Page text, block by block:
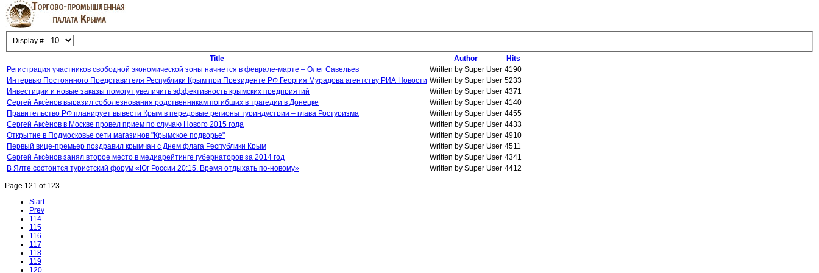
Display #
Title Author
Hits
Регистрация участников свободной экономической зоны начнется в феврале-марте – Олег Савельев
Written by Super User 4190
Интервью Постоянного Представителя Республики Крым при Президенте РФ Георгия Мурадова агентству РИА Новости Written by Super User 5233
Инвестиции и новые заказы помогут увеличить эффективность крымских предприятий
Written by Super User 4371
Сергей Аксёнов выразил соболезнования родственникам погибших в трагедии в Донецке
Written by Super User 4140
Правительство РФ планирует вывести Крым в передовые регионы туриндустрии – глава Ростуризма
Written by Super User 4455
Сергей Аксёнов в Москве провел прием по случаю Нового 2015 года
Written by Super User 4433
Открытие в Подмосковье сети магазинов "Крымское подворье"
Written by Super User 4910
Первый вице-премьер поздравил крымчан с Днем флага Республики Крым
Written by Super User 4511
Сергей Аксёнов занял второе место в медиарейтинге губернаторов за 2014 год
Written by Super User 4341
В Ялте состоится туристский форум «Юг России 20:15. Время отдыхать по-новому»
Written by Super User 4412
Page 121 of 123
Start
Prev
114
115
116
117
118
119
120